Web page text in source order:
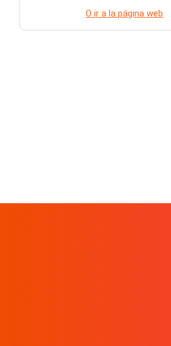
O ir a la página web